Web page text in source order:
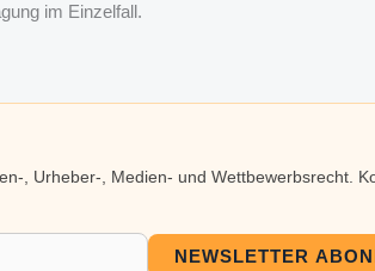
im Einzelfall.
, Urheber-, Medien- und Wettbewerbsrecht.
NEWSLETTER